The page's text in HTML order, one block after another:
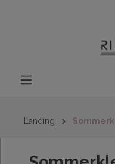
Landing